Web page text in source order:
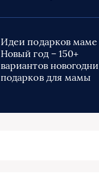
Идеи подарков маме
Новый год – 150+
вариантов
подарков для мамы